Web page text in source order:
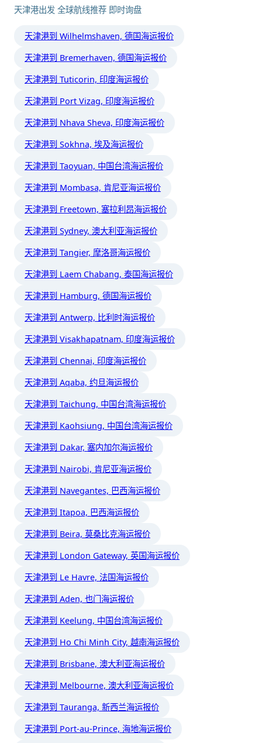
天津港出发 全球航线推荐 即时询盘
天津港到 Wilhelmshaven, 德国海运报价
天津港到 Bremerhaven, 德国海运报价
天津港到 Tuticorin, 印度海运报价
天津港到 Port Vizag, 印度海运报价
天津港到 Nhava Sheva, 印度海运报价
天津港到 Sokhna, 埃及海运报价
天津港到 Taoyuan, 中国台湾海运报价
天津港到 Mombasa, 肯尼亚海运报价
天津港到 Freetown, 塞拉利昂海运报价
天津港到 Sydney, 澳大利亚海运报价
天津港到 Tangier, 摩洛哥海运报价
天津港到 Laem Chabang, 泰国海运报价
天津港到 Hamburg, 德国海运报价
天津港到 Antwerp, 比利时海运报价
天津港到 Visakhapatnam, 印度海运报价
天津港到 Chennai, 印度海运报价
天津港到 Aqaba, 约旦海运报价
天津港到 Taichung, 中国台湾海运报价
天津港到 Kaohsiung, 中国台湾海运报价
天津港到 Dakar, 塞内加尔海运报价
天津港到 Nairobi, 肯尼亚海运报价
天津港到 Navegantes, 巴西海运报价
天津港到 Itapoa, 巴西海运报价
天津港到 Beira, 莫桑比克海运报价
天津港到 London Gateway, 英国海运报价
天津港到 Le Havre, 法国海运报价
天津港到 Aden, 也门海运报价
天津港到 Keelung, 中国台湾海运报价
天津港到 Ho Chi Minh City, 越南海运报价
天津港到 Brisbane, 澳大利亚海运报价
天津港到 Melbourne, 澳大利亚海运报价
天津港到 Tauranga, 新西兰海运报价
天津港到 Port-au-Prince, 海地海运报价